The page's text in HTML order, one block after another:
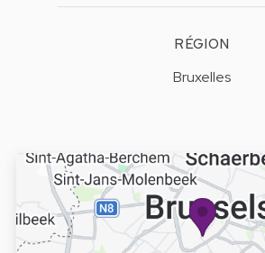
RÉGION
Bruxelles